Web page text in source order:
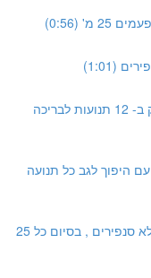
4.3- 6-24X25 עם סנפירים , לדייק ב- 12 תנועות לבריכה
4.4 2-4X100 חתירה נשימה כל 3 עם היפוך לגב כל תנועה
4.5 - 6-14X25 מינימום תנועות ללא סנפירים , בסיום כל 25